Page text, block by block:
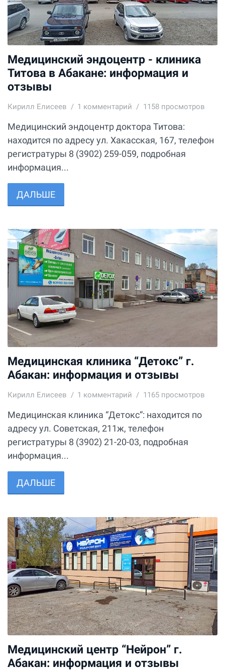
Медицинский эндоцентр - клиника
Титова в Абакане: информация и
отзывы
Кирилл Елисеев 1 комментарий 1158 просмотров
Медицинский эндоцентр доктора Титова:
находится по адресу ул. ​Хакасская, 167, телефон
регистратуры 8 (3902) 259-059, подробная
информация...
ДАЛЬШЕ
Медицинская клиника “Детокс” г.
Абакан: информация и отзывы
Кирилл Елисеев 1 комментарий 1165 просмотров
Медицинская клиника “Детокс”: находится по
адресу ул. Советская, 211ж, телефон
регистратуры 8 (3902) 21-20-03, подробная
информация...
ДАЛЬШЕ
Медицинский центр “Нейрон” г.
Абакан: информация и отзывы